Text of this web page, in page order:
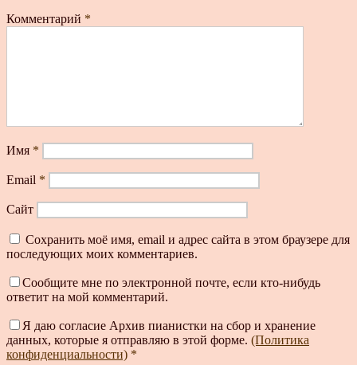
Комментарий *
Имя *
Email *
Сайт
Сохранить моё имя, email и адрес сайта в этом браузере для
последующих моих комментариев.
Сообщите мне по электронной почте, если кто-нибудь
ответит на мой комментарий.
Я даю согласие Архив пианистки на сбор и хранение
данных, которые я отправляю в этой форме. (Политика
конфиденциальности) *